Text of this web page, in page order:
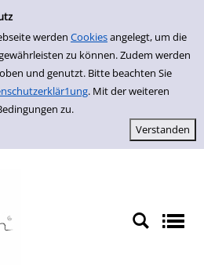
werden Cookiesangelegt, um die
zu können. Zudem werden
und genutzt. Bitte beachten Sie
. Mit der weiteren
zu.